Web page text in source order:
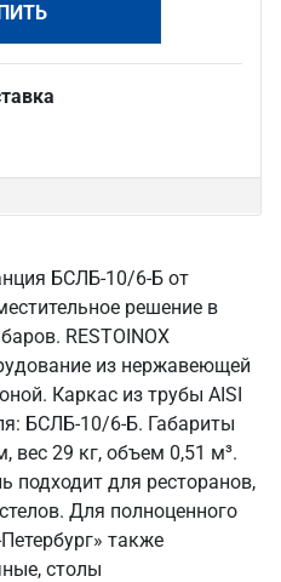
БСЛБ-10/6-Б от
решение в
RESTOINOX
из нержавеющей
Каркас из трубы AISI
БСЛБ-10/6-Б. Габариты
29 кг, объем 0,51 м³.
подходит для ресторанов,
Для полноценного
также
столы